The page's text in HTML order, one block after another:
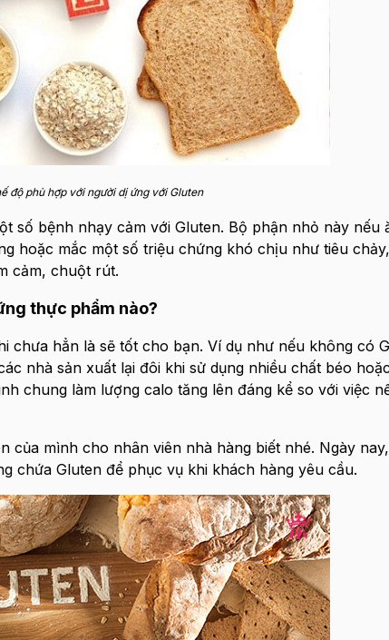
độ phù hợp với người dị ứng với Gluten
số bệnh nhạy cảm với Gluten. Bộ phận nhỏ này nếu
hoặc mắc một số triệu chứng khó chịu như tiêu
cảm, chuột rút.
thực phẩm nào?
hẳn là sẽ tốt cho bạn. Ví dụ như nếu không có
nhà sản xuất lại đôi khi sử dụng nhiều chất béo
chung làm lượng calo tăng lên đáng kể so với việc
của mình cho nhân viên nhà hàng biết nhé. Ngày
chứa Gluten để phục vụ khi khách hàng yêu cầu.